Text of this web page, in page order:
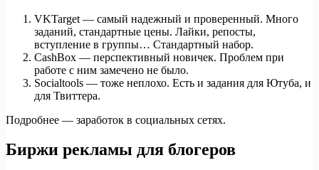
VKTarget — самый надежный и проверенный. Много
заданий, стандартные цены. Лайки, репосты,
вступление в группы… Стандартный набор.
CashBox — перспективный новичек. Проблем при
работе с ним замечено не было.
Socialtools — тоже неплохо. Есть и задания для Ютуба, и
для Твиттера.
Подробнее — заработок в социальных сетях.
Биржи рекламы для блогеров